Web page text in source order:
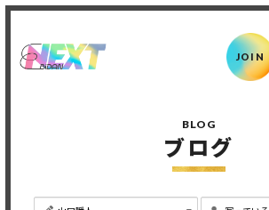
JOIN
BLOG
ブログ